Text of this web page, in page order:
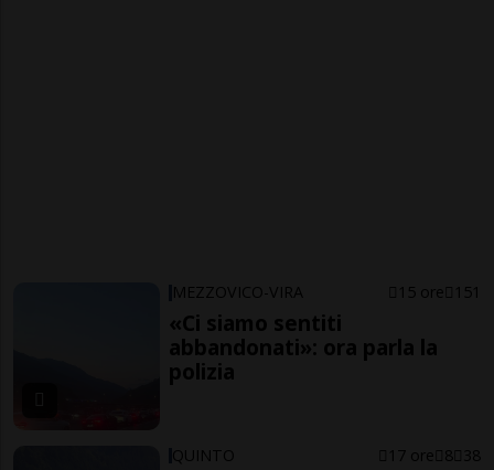
MEZZOVICO-VIRA 15 ore 151
«Ci siamo sentiti
abbandonati»: ora parla la
polizia
QUINTO 17 ore 8 38